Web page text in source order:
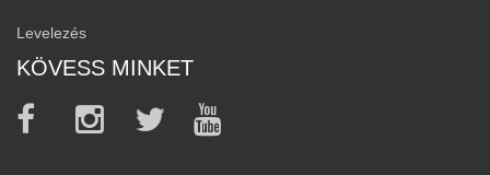
Levelezés
KÖVESS MINKET